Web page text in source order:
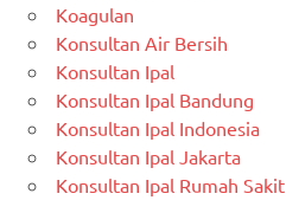
Koagulan
Konsultan Air Bersih
Konsultan Ipal
Konsultan Ipal Bandung
Konsultan Ipal Indonesia
Konsultan Ipal Jakarta
Konsultan Ipal Rumah Sakit